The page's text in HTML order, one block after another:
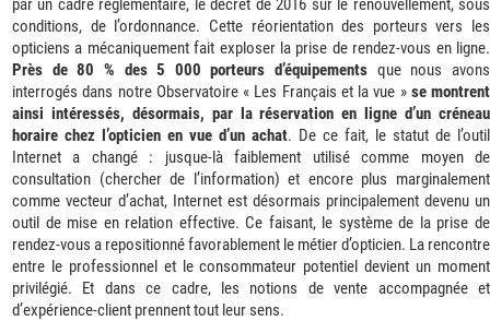
par un cadre réglementaire, le décret de 2016 sur le renouvellement, sous
conditions, de l’ordonnance. Cette réorientation des porteurs vers les
opticiens a mécaniquement fait exploser la prise de rendez-vous en ligne.
Près de 80 % des 5 000 porteurs d’équipements que nous avons
interrogés dans notre Observatoire « Les Français et la vue »se montrent
ainsi intéressés, désormais, par la réservation en ligne d’un créneau
horaire chez l’opticien en vue d’un achat. De ce fait, le statut de l’outil
Internet a changé : jusque-là faiblement utilisé comme moyen de
consultation (chercher de l’information) et encore plus marginalement
comme vecteur d’achat, Internet est désormais principalement devenu un
outil de mise en relation effective. Ce faisant, le système de la prise de
rendez-vous a repositionné favorablement le métier d’opticien. La rencontre
entre le professionnel et le consommateur potentiel devient un moment
privilégié. Et dans ce cadre, les notions de vente accompagnée et
d’expérience-client prennent tout leur sens.